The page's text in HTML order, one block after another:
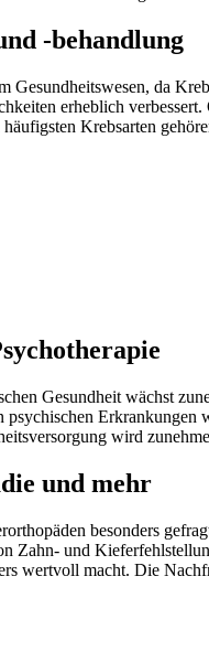
-behandlung
Gesundheitswesen, da
erheblich
Krebsarten
Gesundheit wächst
Erkrankungen
wird
und mehr
besonders
Zahn- und
wertvoll macht. Die